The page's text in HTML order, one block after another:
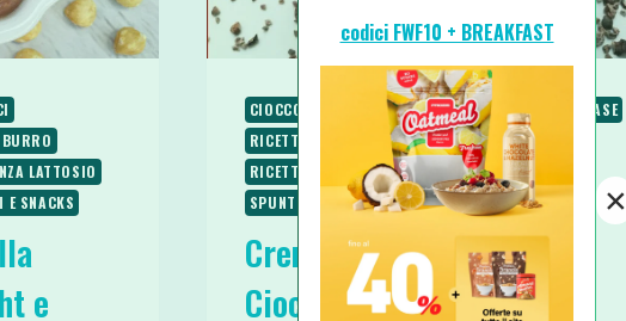
LATTOSIO
E SNACKS
e
CIOCCOLATO COLAZIONE RICETTE
RICETTE BASE
RICETTE DOLCI
RICETTE LOW CARB
RICETTE PROTEICHE
RICETTE SENZA GLUTINE
SPUNTINI E SNACKS
Crema Pasticcera Fit al
Cioccolato Light Veloce e
codici FWF10 + BREAKFAST
×